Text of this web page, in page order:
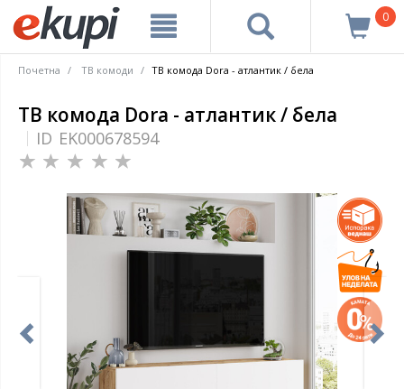
0
Почетна ТВ комоди ТВ комода Dora - атлантик / бела
ТВ комода Dora - атлантик / бела
ID EK000678594